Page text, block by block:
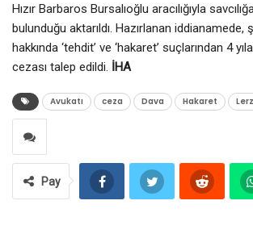
Hızır Barbaros Bursalıoğlu aracılığıyla
bulunduğu aktarıldı. Hazırlanan iddianamede,
hakkında ‘tehdit’ ve ‘hakaret’ suçlarından 4
cezası talep edildi. İHA
Avukatı ceza Dava Hakaret
Pay